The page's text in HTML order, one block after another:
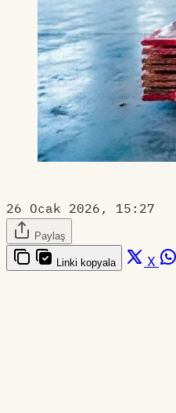
26 Ocak 2026, 15:27
Paylaş
Linki kopyala X